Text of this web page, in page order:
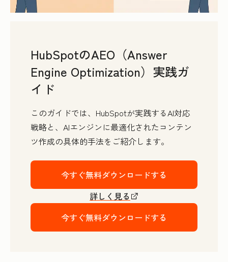
HubSpotのAEO（Answer
Engine Optimization）実践ガ
イド
このガイドでは、HubSpotが実践するAI対応
戦略と、AIエンジンに最適化されたコンテン
ツ作成の具体的手法をご紹介します。
今すぐ無料ダウンロードする
詳しく見る
今すぐ無料ダウンロードする